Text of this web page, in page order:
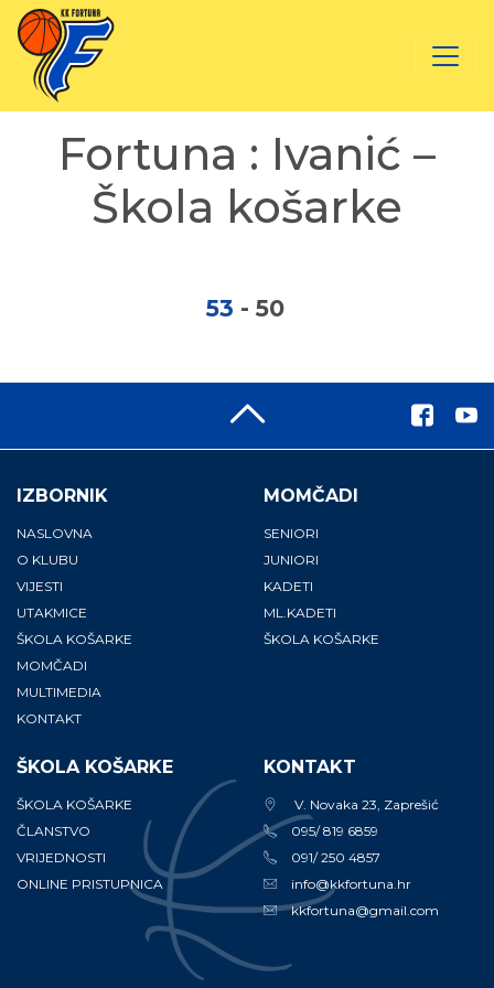
Fortuna : Ivanić –
Škola košarke
53 - 50
IZBORNIK
NASLOVNA
O KLUBU
VIJESTI
UTAKMICE
ŠKOLA KOŠARKE
MOMČADI
MULTIMEDIA
KONTAKT
MOMČADI
SENIORI
JUNIORI
KADETI
ML.KADETI
ŠKOLA KOŠARKE
ŠKOLA KOŠARKE
ŠKOLA KOŠARKE
ČLANSTVO
VRIJEDNOSTI
ONLINE PRISTUPNICA
KONTAKT
V. Novaka 23, Zaprešić
095/ 819 6859
091/ 250 4857
info@kkfortuna.hr
kkfortuna@gmail.com